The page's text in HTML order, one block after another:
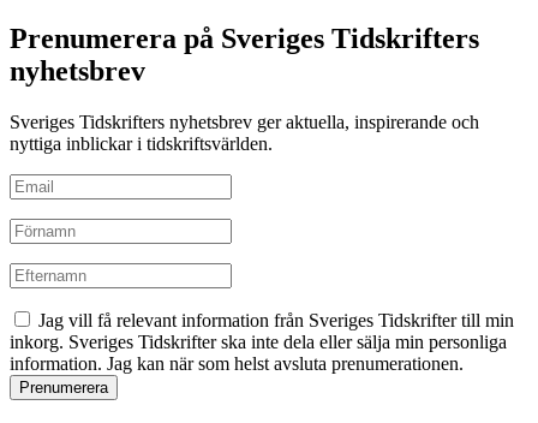
Prenumerera på Sveriges Tidskrifters
nyhetsbrev
Sveriges Tidskrifters nyhetsbrev ger aktuella, inspirerande och
nyttiga inblickar i tidskriftsvärlden.
Jag vill få relevant information från Sveriges Tidskrifter till min
inkorg. Sveriges Tidskrifter ska inte dela eller sälja min personliga
information. Jag kan när som helst avsluta prenumerationen.